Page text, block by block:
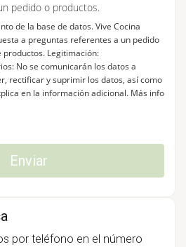
pedido o productos.
de la base de datos. Vive Cocina
a preguntas referentes a un pedido
Legitimación:
No se comunicarán los datos a
rectificar y suprimir los datos, así como
en la información adicional. Más info
por teléfono en el número